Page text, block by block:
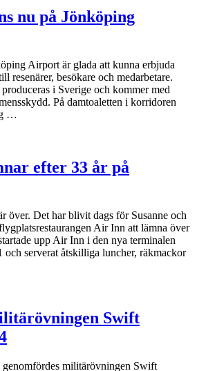
nu på Jönköping
Airport är glada att kunna erbjuda
resenärer, besökare och medarbetare.
i Sverige och kommer med
På damtoaletten i korridoren
…
efter 33 år på
över. Det har blivit dags för Susanne och
Air Inn att lämna över
upp Air Inn i den nya terminalen
och serverat åtskilliga luncher, räkmackor
Swift
militärövningen Swift